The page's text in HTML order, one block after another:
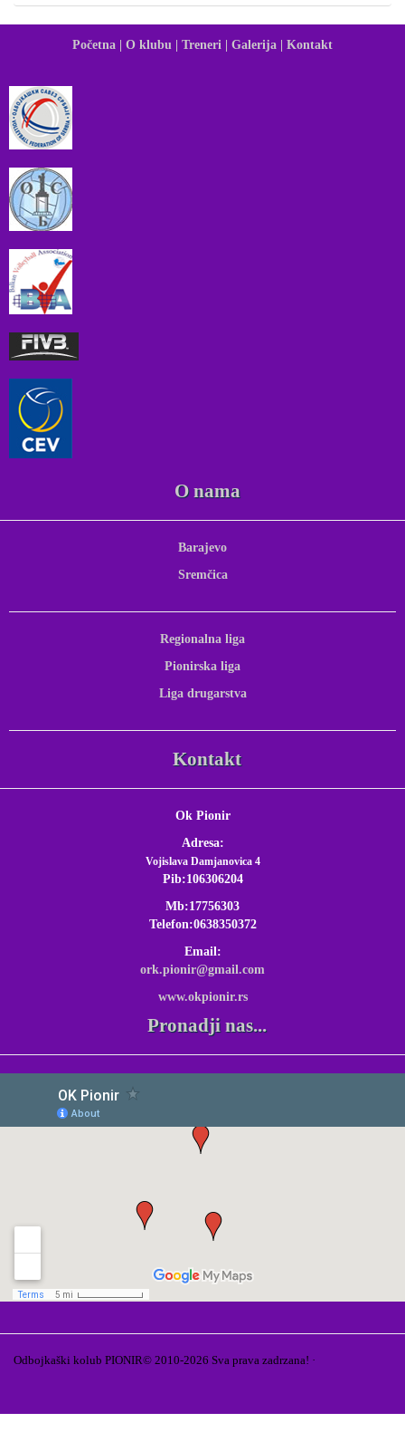
Početna | O klubu | Treneri | Galerija | Kontakt
O nama
Barajevo
Sremčica
Regionalna liga
Pionirska liga
Liga drugarstva
Kontakt
Ok Pionir
Adresa:
Vojislava Damjanovica 4
Pib:106306204
Mb:17756303
Telefon:0638350372
Email:
ork.pionir@gmail.com
www.okpionir.rs
Pronadji nas...
Odbojkaški kolub PIONIR© 2010-2026 Sva prava zadrzana! ·